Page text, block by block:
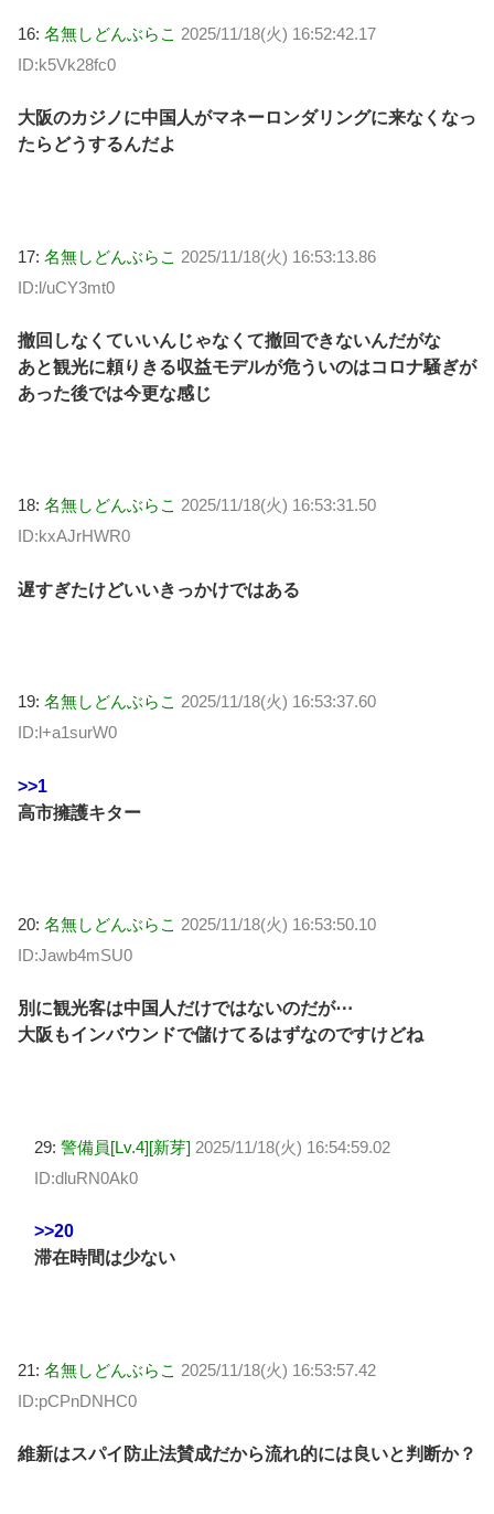
16: 名無しどんぶらこ 2025/11/18(火) 16:52:42.17
ID:k5Vk28fc0
大阪のカジノに中国人がマネーロンダリングに来なくなっ
たらどうするんだよ
17: 名無しどんぶらこ 2025/11/18(火) 16:53:13.86
ID:l/uCY3mt0
撤回しなくていいんじゃなくて撤回できないんだがな
あと観光に頼りきる収益モデルが危ういのはコロナ騒ぎが
あった後では今更な感じ
18: 名無しどんぶらこ 2025/11/18(火) 16:53:31.50
ID:kxAJrHWR0
遅すぎたけどいいきっかけではある
19: 名無しどんぶらこ 2025/11/18(火) 16:53:37.60
ID:l+a1surW0
>>1
高市擁護キター
20: 名無しどんぶらこ 2025/11/18(火) 16:53:50.10
ID:Jawb4mSU0
別に観光客は中国人だけではないのだが⋯
大阪もインバウンドで儲けてるはずなのですけどね
29: 警備員[Lv.4][新芽] 2025/11/18(火) 16:54:59.02
ID:dluRN0Ak0
>>20
滞在時間は少ない
21: 名無しどんぶらこ 2025/11/18(火) 16:53:57.42
ID:pCPnDNHC0
維新はスパイ防止法賛成だから流れ的には良いと判断か？